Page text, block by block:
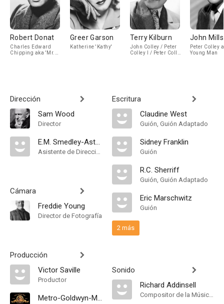
Robert Donat
Charles Edward
Chipping aka 'Mr.
Greer Garson
Katherine 'Kathy'
Terry Kilburn
John Colley / Peter
Colley I / Peter Colley
John Mills
Peter Colley
Young Man
Dirección
Sam Wood
Director
E.M. Smedley-Aston
Asistente de Dirección
Cámara
Freddie Young
Director de Fotografía
Producción
Victor Saville
Productor
Metro-Goldwyn-Mayer
Escritura
Claudine West
Guión, Guión Adaptado
Sidney Franklin
Guión
R.C. Sherriff
Guión, Guión Adaptado
Eric Marschwitz
Guión
2 más
Sonido
Richard Addinsell
Compositor de la Música Original